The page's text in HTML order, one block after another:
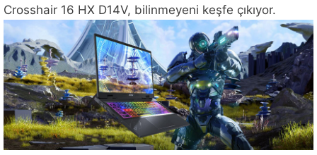
Crosshair 16 HX D14V, bilinmeyeni keşfe çıkıyor.